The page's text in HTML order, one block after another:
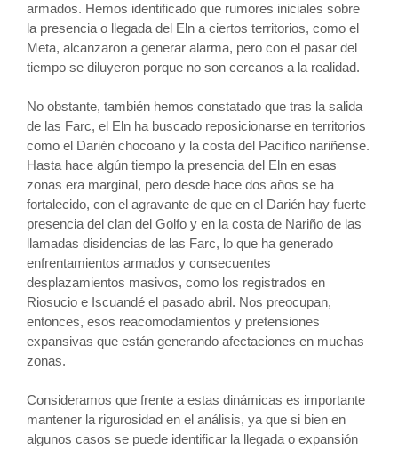
armados. Hemos identificado que rumores iniciales sobre
la presencia o llegada del Eln a ciertos territorios, como el
Meta, alcanzaron a generar alarma, pero con el pasar del
tiempo se diluyeron porque no son cercanos a la realidad.
No obstante, también hemos constatado que tras la salida
de las Farc, el Eln ha buscado reposicionarse en territorios
como el Darién chocoano y la costa del Pacífico nariñense.
Hasta hace algún tiempo la presencia del Eln en esas
zonas era marginal, pero desde hace dos años se ha
fortalecido, con el agravante de que en el Darién hay fuerte
presencia del clan del Golfo y en la costa de Nariño de las
llamadas disidencias de las Farc, lo que ha generado
enfrentamientos armados y consecuentes
desplazamientos masivos, como los registrados en
Riosucio e Iscuandé el pasado abril. Nos preocupan,
entonces, esos reacomodamientos y pretensiones
expansivas que están generando afectaciones en muchas
zonas.
Consideramos que frente a estas dinámicas es importante
mantener la rigurosidad en el análisis, ya que si bien en
algunos casos se puede identificar la llegada o expansión